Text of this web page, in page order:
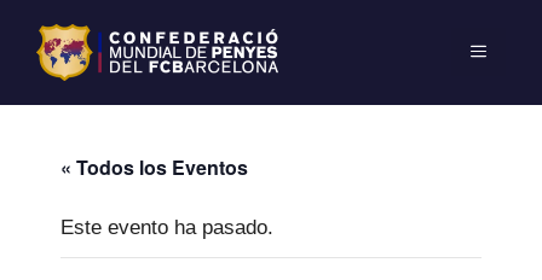
« Todos los Eventos
Este evento ha pasado.